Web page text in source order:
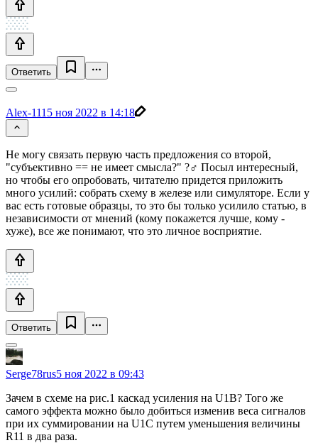
Ответить
Alex-111 5 ноя 2022 в 14:18
Не могу связать первую часть предложения со второй,
"субъективно == не имеет смысла?" ?‍♂️ Посыл интересный,
но чтобы его опробовать, читателю придется приложить
много усилий: собрать схему в железе или симуляторе. Если у
вас есть готовые образцы, то это бы только усилило статью, в
независимости от мнений (кому покажется лучше, кому -
хуже), все же понимают, что это личное восприятие.
Ответить
Serge78rus5 ноя 2022 в 09:43
Зачем в схеме на рис.1 каскад усиления на U1B? Того же
самого эффекта можно было добиться изменив веса сигналов
при их суммировании на U1C путем уменьшения величины
R11 в два раза.